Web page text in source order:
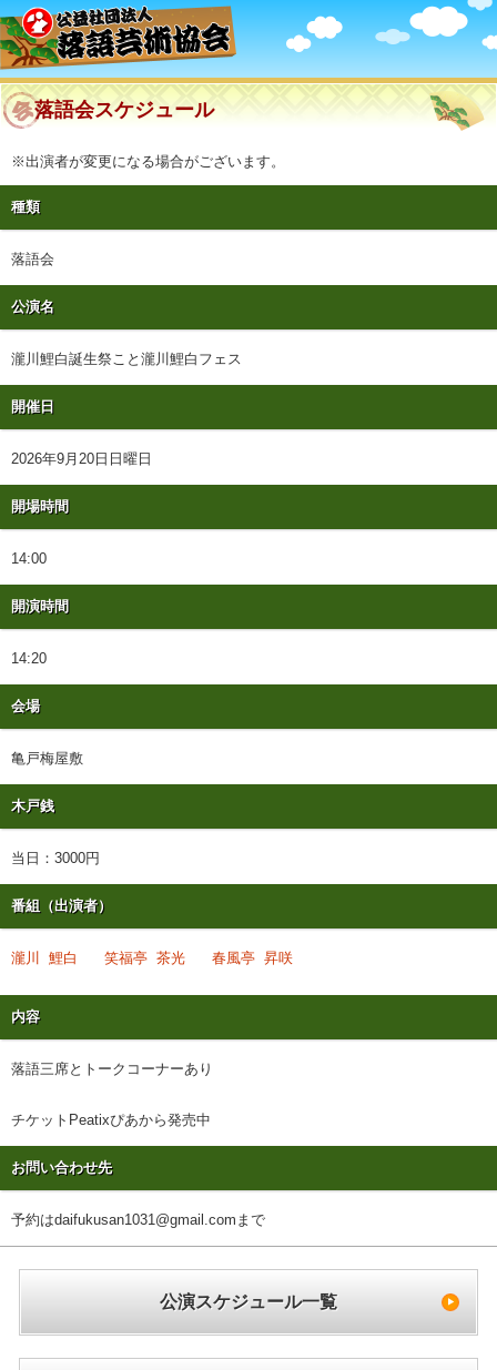
落語会スケジュール
※出演者が変更になる場合がございます。
種類
落語会
公演名
瀧川鯉白誕生祭こと瀧川鯉白フェス
開催日
2026年9月20日日曜日
開場時間
14:00
開演時間
14:20
会場
亀戸梅屋敷
木戸銭
当日：3000円
番組（出演者）
瀧川 鯉白 笑福亭 茶光 春風亭 昇咲
内容
落語三席とトークコーナーあり
チケットPeatixぴあから発売中
お問い合わせ先
予約はdaifukusan1031@gmail.comまで
公演スケジュール一覧